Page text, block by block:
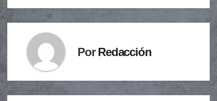
PorRedacción